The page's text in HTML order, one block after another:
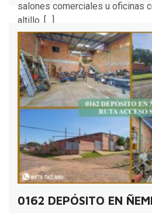
salones comerciales u oficinas
altillo. […]
0162 DEPÓSITO EN